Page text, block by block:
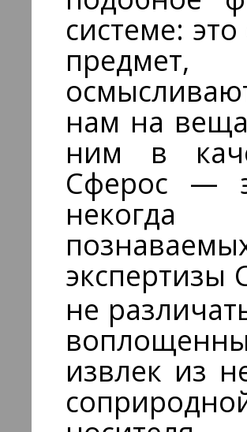
системе:
нам на
ним в
Сферос —
некогда
не
извлек из